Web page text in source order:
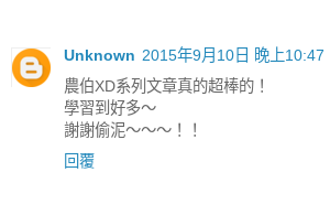
Unknown 2015年9月10日 晚上10:47
農伯XD系列文章真的超棒的！
學習到好多～
謝謝偷泥～～～！！
回覆